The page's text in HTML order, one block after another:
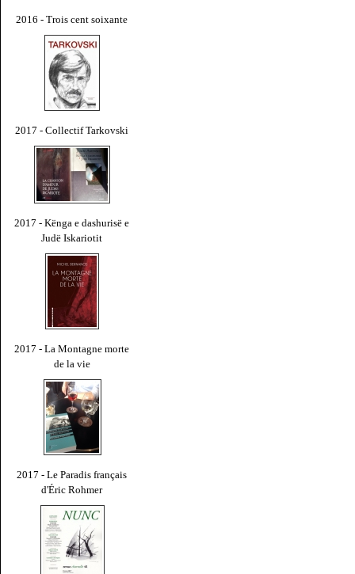
2016 - Trois cent soixante
2017 - Collectif Tarkovski
2017 - Kënga e dashurisë e
Judë Iskariotit
2017 - La Montagne morte
de la vie
2017 - Le Paradis français
d'Éric Rohmer